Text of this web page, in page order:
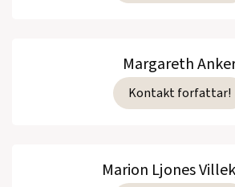
Margareth
Kontakt forfattar!
Marion Ljones